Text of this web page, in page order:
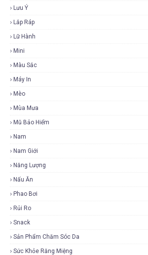
Lưu Ý
Lắp Ráp
Lữ Hành
Mini
Màu Sắc
Máy In
Mèo
Mùa Mưa
Mũ Bảo Hiểm
Nam
Nam Giới
Năng Lượng
Nấu Ăn
Phao Bơi
Rủi Ro
Snack
Sản Phẩm Chăm Sóc Da
Sức Khỏe Răng Miệng